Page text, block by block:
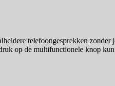
telefoongesprekken zonder
op de multifunctionele knop